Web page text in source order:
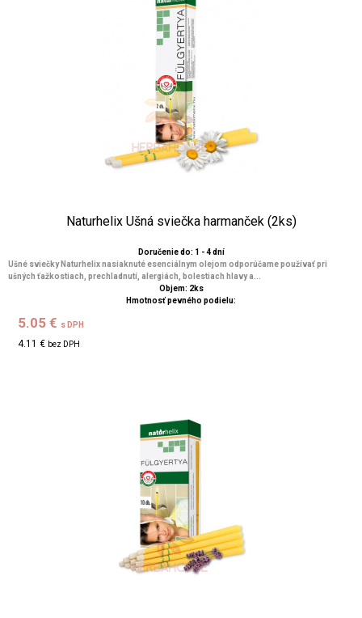
Naturhelix Ušná sviečka harmanček (2ks)
Doručenie do: 1 - 4 dní
Ušné sviečky Naturhelix nasiaknuté esenciálnym olejom odporúčame používať pri
ušných ťažkostiach, prechladnutí, alergiách, bolestiach hlavy a...
Objem: 2ks
Hmotnosť pevného podielu:
5.05 € s DPH
4.11 € bez DPH